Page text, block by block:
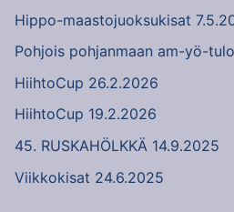
Hippo-maastojuoksukisat
Pohjois pohjanmaan am-yö-
HiihtoCup 26.2.2026
HiihtoCup 19.2.2026
45. RUSKAHÖLKKÄ 14.9.2025
Viikkokisat 24.6.2025